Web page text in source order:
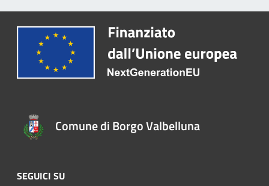
Comune di Borgo Valbelluna
SEGUICI SU